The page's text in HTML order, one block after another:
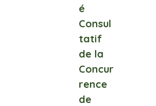
é
Consul
tatif
de la
Concur
rence
de